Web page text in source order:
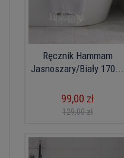
Ręcznik Hammam
Jasnoszary/Biały 170...
99,00 zł
129,00 zł